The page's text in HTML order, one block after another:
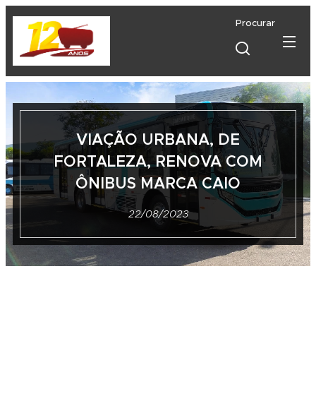
Procurar
VIAÇÃO URBANA, DE
FORTALEZA, RENOVA COM
ÔNIBUS MARCA CAIO
22/08/2023